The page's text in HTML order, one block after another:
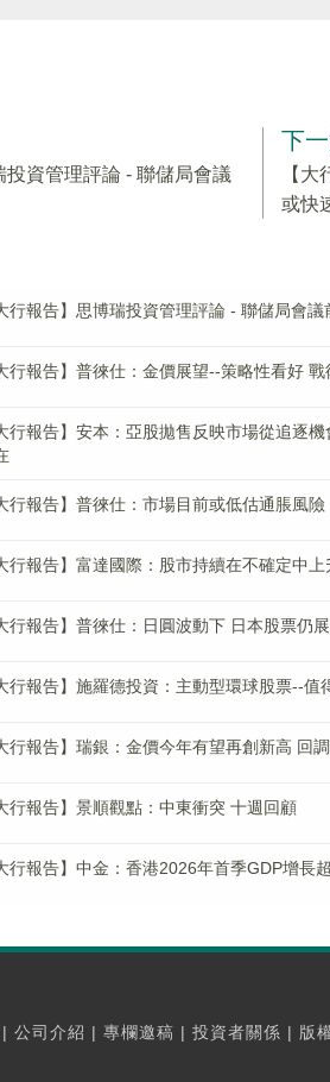
投資管理評論 - 聯儲局會議
下
【
或快
行報告】思博瑞投資管理評論 - 聯儲局會議
行報告】普徠仕：金價展望--策略性看好
行報告】安本：亞股拋售反映市場從追逐
行報告】普徠仕：市場目前或低估通脹風險
行報告】富達國際：股市持續在不確定中上
行報告】普徠仕：日圓波動下 日本股票仍
行報告】施羅德投資：主動型環球股票--值
行報告】瑞銀：金價今年有望再創新高 回
行報告】景順觀點：中東衝突 十週回顧
行報告】中金：香港2026年首季GDP增長
| 公司介紹 | 專欄邀稿 | 投資者關係 | 版